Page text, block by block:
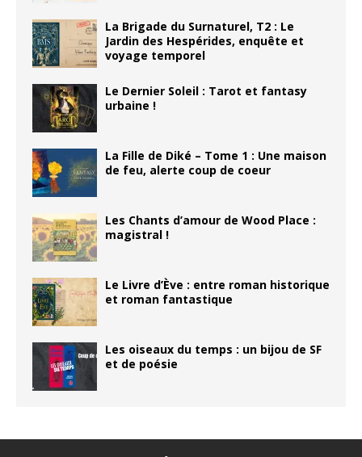
La Brigade du Surnaturel, T2 : Le
Jardin des Hespérides, enquête et
voyage temporel
Le Dernier Soleil : Tarot et fantasy
urbaine !
La Fille de Diké – Tome 1 : Une maison
de feu, alerte coup de coeur
Les Chants d’amour de Wood Place :
magistral !
Le Livre d’Ève : entre roman historique
et roman fantastique
Les oiseaux du temps : un bijou de SF
et de poésie